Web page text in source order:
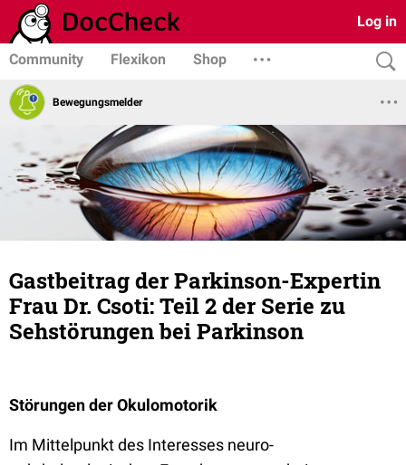
Log in
Community Flexikon Shop
Bewegungsmelder
Gastbeitrag der Parkinson-Expertin
Frau Dr. Csoti: Teil 2 der Serie zu
Sehstörungen bei Parkinson
Störungen der Okulomotorik
Im Mittelpunkt des Interesses neuro-